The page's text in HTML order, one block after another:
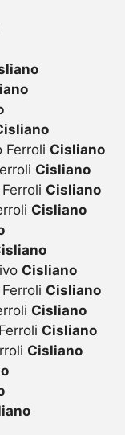
Ferroli Cisliano
Cisliano
Cisliano
Cisliano
Cisliano
Cisliano
Cisliano
Cisliano
Cisliano